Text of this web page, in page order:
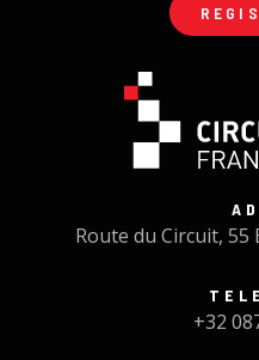
Route du Circuit, 55
+32